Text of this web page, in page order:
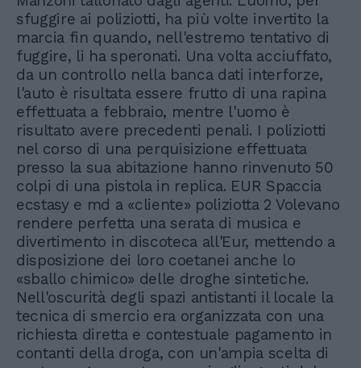
sfuggire ai poliziotti, ha più volte invertito la
marcia fin quando, nell'estremo tentativo di
fuggire, li ha speronati. Una volta acciuffato,
da un controllo nella banca dati interforze,
l'auto è risultata essere frutto di una rapina
effettuata a febbraio, mentre l'uomo è
risultato avere precedenti penali. I poliziotti
nel corso di una perquisizione effettuata
presso la sua abitazione hanno rinvenuto 50
colpi di una pistola in replica. EUR Spaccia
ecstasy e md a «cliente» poliziotta 2 Volevano
rendere perfetta una serata di musica e
divertimento in discoteca all'Eur, mettendo a
disposizione dei loro coetanei anche lo
«sballo chimico» delle droghe sintetiche.
Nell'oscurità degli spazi antistanti il locale la
tecnica di smercio era organizzata con una
richiesta diretta e contestuale pagamento in
contanti della droga, con un'ampia scelta di